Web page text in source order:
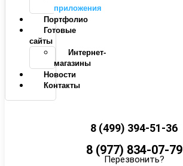
приложения
Портфолио
Готовые
сайты
Интернет-
магазины
Новости
Контакты
8 (499) 394-51-36
8 (977) 834-07-79
Перезвонить?